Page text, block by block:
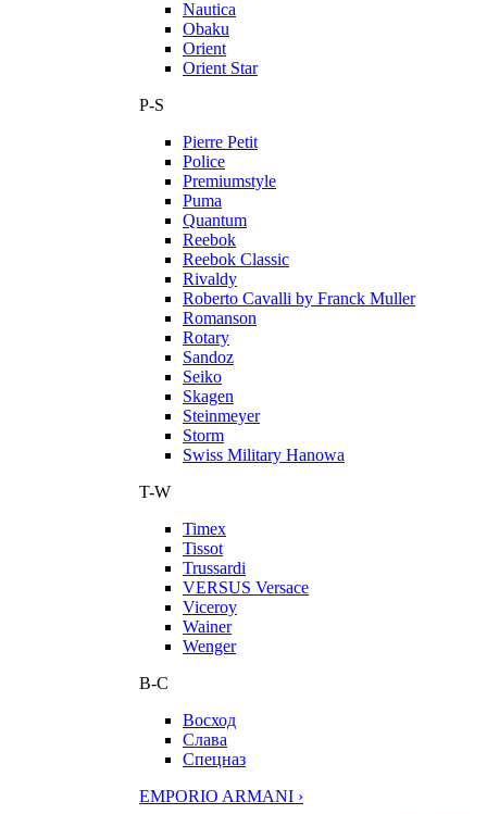
Nautica
Obaku
Orient
Orient Star
P-S
Pierre Petit
Police
Premiumstyle
Puma
Quantum
Reebok
Reebok Classic
Rivaldy
Roberto Cavalli by Franck Muller
Romanson
Rotary
Sandoz
Seiko
Skagen
Steinmeyer
Storm
Swiss Military Hanowa
T-W
Timex
Tissot
Trussardi
VERSUS Versace
Viceroy
Wainer
Wenger
В-С
Восход
Слава
Спецназ
EMPORIO ARMANI ›